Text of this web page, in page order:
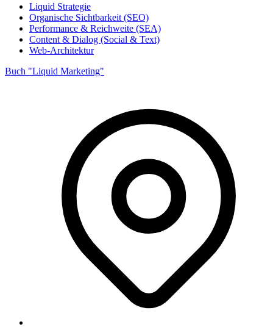
Liquid Strategie
Organische Sichtbarkeit (SEO)
Performance & Reichweite (SEA)
Content & Dialog (Social & Text)
Web-Architektur
Buch "Liquid Marketing"